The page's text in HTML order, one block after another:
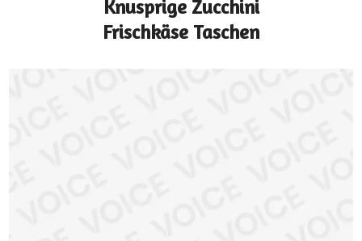
Knusprige Zucchini
Frischkäse Taschen